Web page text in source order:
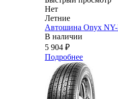
Нет
Летние
Автошина Onyx
В наличии
5 904 ₽
Подробнее